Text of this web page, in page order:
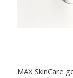
MAX SkinCare